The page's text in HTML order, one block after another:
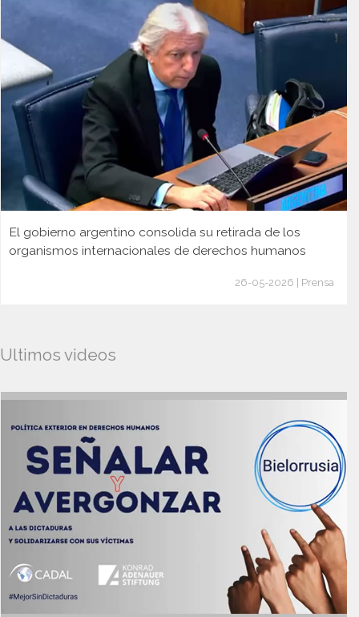
El gobierno argentino consolida su retirada de los
organismos internacionales de derechos humanos
26-05-2026 | Prensa
Ultimos videos